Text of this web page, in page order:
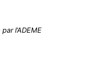
l’ADEME